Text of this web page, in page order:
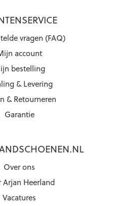
vragen (FAQ)
account
bestelling
& Levering
& Retourneren
Garantie
Over ons
Arjan Heerland
Vacatures